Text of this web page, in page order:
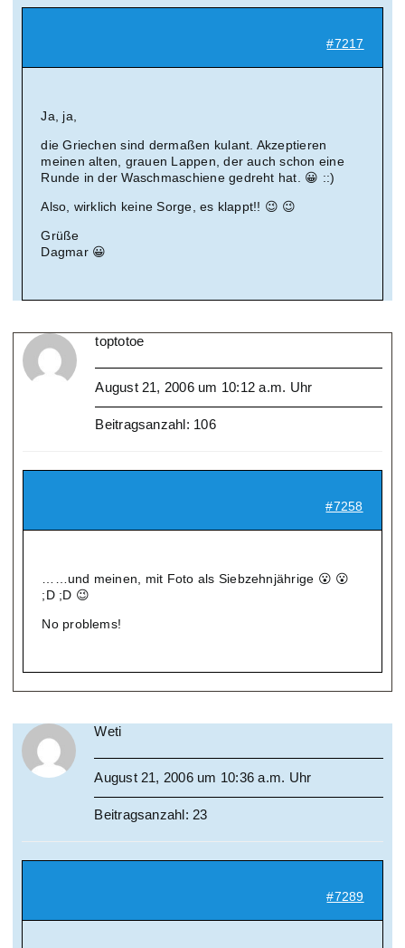
#7217
Ja, ja,
die Griechen sind dermaßen kulant. Akzeptieren
meinen alten, grauen Lappen, der auch schon eine
Runde in der Waschmaschiene gedreht hat. 😀 ::)
Also, wirklich keine Sorge, es klappt!! 😉 😉
Grüße
Dagmar 😀
toptotoe
August 21, 2006 um 10:12 a.m. Uhr
Beitragsanzahl: 106
#7258
……und meinen, mit Foto als Siebzehnjährige 😮 😮
;D ;D 😉
No problems!
Weti
August 21, 2006 um 10:36 a.m. Uhr
Beitragsanzahl: 23
#7289